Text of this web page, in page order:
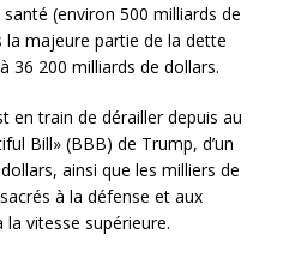
(environ 500 milliards de
la majeure partie de la dette
36 200 milliards de dollars.
en train de dérailler depuis au
Bill» (BBB) de Trump, d’un
ainsi que les milliers de
à la défense et aux
vitesse supérieure.